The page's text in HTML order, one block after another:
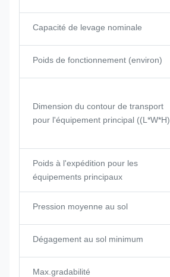
Capacité de levage nominale
Poids de fonctionnement (environ)
Dimension du contour de transport
pour l'équipement principal ((L*W*H)
Poids à l'expédition pour les
équipements principaux
Pression moyenne au sol
Dégagement au sol minimum
Max.gradabilité